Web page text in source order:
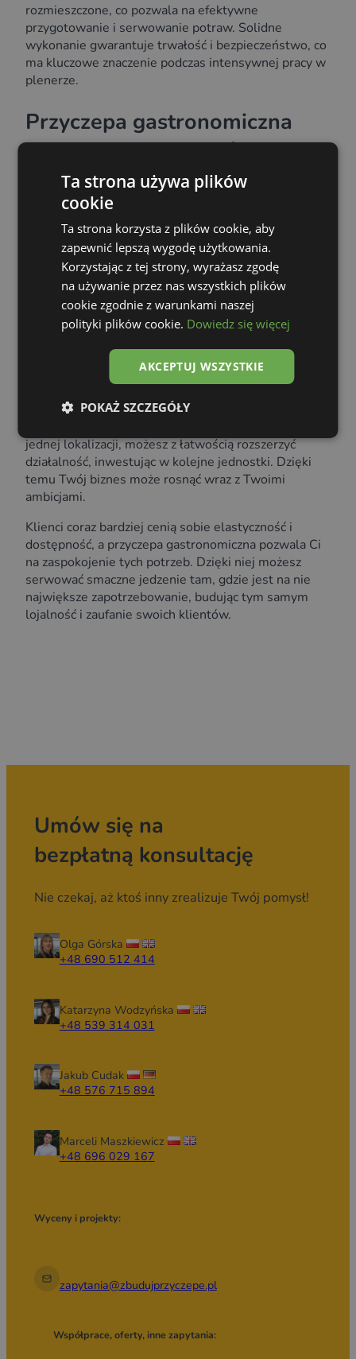
rozmieszczone, co pozwala na efektywne
przygotowanie i serwowanie potraw. Solidne
wykonanie gwarantuje trwałość i bezpieczeństwo, co
ma kluczowe znaczenie podczas intensywnej pracy w
plenerze.
Przyczepa gastronomiczna
grill – inwestycja, która się
opłaca
Decydując się na przyczepę gastronomiczną z grillem,
inwestujesz w przyszłość swojego biznesu.
Mobilność, niskie koszty utrzymania i szerokie
możliwości działania sprawiają, że to rozwiązanie,
które szybko się zwraca. W porównaniu do
stacjonarnych punktów gastronomicznych przyczepa
wymaga znacznie mniejszych nakładów finansowych,
szybkie skalowanie działalności. Jeśli Twoja
jednej lokalizacji, możesz z łatwością rozszerzyć
działalność, inwestując w kolejne jednostki. Dzięki
temu Twój biznes może rosnąć wraz z Twoimi
ambicjami.
Klienci coraz bardziej cenią sobie elastyczność i
dostępność, a przyczepa gastronomiczna pozwala Ci
na zaspokojenie tych potrzeb. Dzięki niej możesz
serwować smaczne jedzenie tam, gdzie jest na nie
największe zapotrzebowanie, budując tym samym
lojalność i zaufanie swoich klientów.
Umów się na
bezpłatną konsultację
Nie czekaj, aż ktoś inny zrealizuje Twój pomysł!
Olga Górska
+48 690 512 414
Katarzyna Wodzyńska
+48 539 314 031
Jakub Cudak
+48 576 715 894
Marceli Maszkiewicz
+48 696 029 167
Wyceny i projekty:
zapytania@zbudujprzyczepe.pl
Współprace, oferty, inne zapytania:
Ta strona używa plików
cookie
Ta strona korzysta z plików cookie, aby
zapewnić lepszą wygodę użytkowania.
Korzystając z tej strony, wyrażasz zgodę
na używanie przez nas wszystkich plików
cookie zgodnie z warunkami naszej
polityki plików cookie. Dowiedz się więcej
AKCEPTUJ WSZYSTKIE
POKAŻ SZCZEGÓŁY